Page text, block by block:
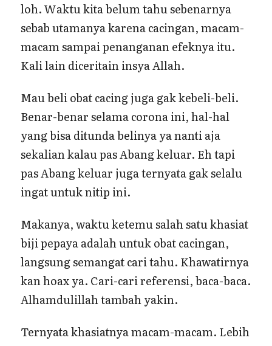
loh. Waktu kita belum tahu sebenarnya
sebab utamanya karena cacingan, macam-
macam sampai penanganan efeknya itu.
Kali lain diceritain insya Allah.
Mau beli obat cacing juga gak kebeli-beli.
Benar-benar selama corona ini, hal-hal
yang bisa ditunda belinya ya nanti aja
sekalian kalau pas Abang keluar. Eh tapi
pas Abang keluar juga ternyata gak selalu
ingat untuk nitip ini.
Makanya, waktu ketemu salah satu khasiat
biji pepaya adalah untuk obat cacingan,
langsung semangat cari tahu. Khawatirnya
kan hoax ya. Cari-cari referensi, baca-baca.
Alhamdulillah tambah yakin.
Ternyata khasiatnya macam-macam. Lebih